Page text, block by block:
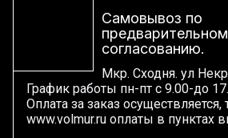
Самовывоз по
согласованию.
Мкр. Сходня. ул
График работы пн-пт с 9.00-до
Оплата за заказ осуществляется,
www.volmur.ru оплаты в пунктах